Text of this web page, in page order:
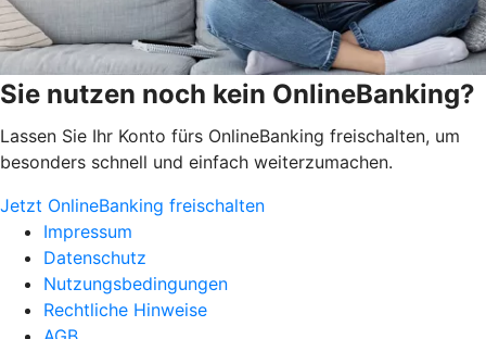
Sie nutzen noch kein OnlineBanking?
Lassen Sie Ihr Konto fürs OnlineBanking freischalten, um
besonders schnell und einfach weiterzumachen.
Jetzt OnlineBanking freischalten
Impressum
Datenschutz
Nutzungsbedingungen
Rechtliche Hinweise